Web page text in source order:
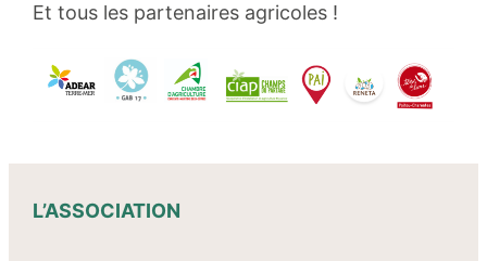
Et tous les partenaires agricoles !
L’ASSOCIATION